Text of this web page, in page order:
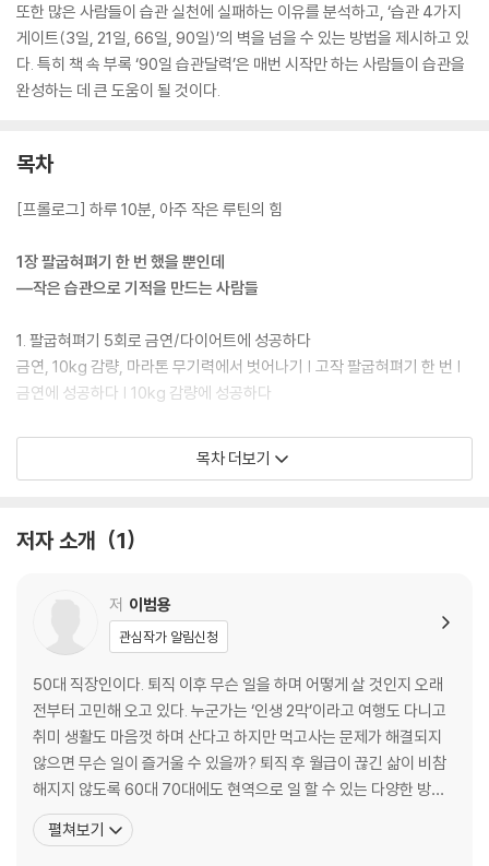
또한 많은 사람들이 습관 실천에 실패하는 이유를 분석하고, ‘습관 4가지
게이트(3일, 21일, 66일, 90일)’의 벽을 넘을 수 있는 방법을 제시하고 있
다. 특히 책 속 부록 ‘90일 습관달력’은 매번 시작만 하는 사람들이 습관을
완성하는 데 큰 도움이 될 것이다.
목차
[프롤로그] 하루 10분, 아주 작은 루틴의 힘
1장 팔굽혀펴기 한 번 했을 뿐인데
―작은 습관으로 기적을 만드는 사람들
1. 팔굽혀펴기 5회로 금연/다이어트에 성공하다
금연, 10kg 감량, 마라톤 무기력에서 벗어나기 | 고작 팔굽혀펴기 한 번 |
금연에 성공하다 | 10kg 감량에 성공하다
2. 책 한 권 안 읽던 사람이 저자가 되다니
글쓰기 2줄의 기적 | 습관가족의 탄생―[SBS 스페셜]에 출연하다 | 습관
오늘 먹은 음식 2줄 쓰기, 왜 꾸준히가 안 될까? | 고작 1분 | 너무 간단하잖
아요 | 6개월 만에 10kg 감량에 성공하다 | 1차 목표 달성 후 요요에 빠지
다 | 16kg 감량에 성공하다
4. 작심삼일 초등 선생님, 2년 습관 지속 비결은?
책 읽기 2장, 스쿼트 10회 | 나를 잃어버린 것 같은 순간 | 그녀의 3가지 작
은 습관 | 습관 성공 비결 | 수동적 삶의 자세를 버리다
5. 경력단절 주부, 다시 꿈을 찾아가다
영어 한 문단 읽고 쓰기 | 자존감이 자꾸 떨어져요 | 나를 돌보기로 했다 |
목차 더보기
저자 소개 1
저 이범용
관심작가 알림신청
50대 직장인이다. 퇴직 이후 무슨 일을 하며 어떻게 살 것인지 오래
전부터 고민해 오고 있다. 누군가는 ‘인생 2막’이라고 여행도 다니고
취미 생활도 마음껏 하며 산다고 하지만 먹고사는 문제가 해결되지
않으면 무슨 일이 즐거울 수 있을까? 퇴직 후 월급이 끊긴 삶이 비참
해지지 않도록 60대 70대에도 현역으로 일 할 수 있는 다양한 방법
들을 시도하며, 퇴직한 인생 선배들의 이야기를 유튜브 채널을 통해
동일한 고민을 하고 있는 사람들과 공유하고 있다. 성균관대학교에서
펼쳐보기